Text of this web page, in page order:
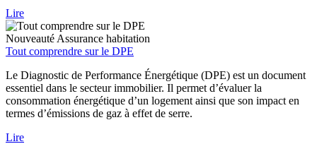
Lire
Nouveauté Assurance habitation
Tout comprendre sur le DPE
Le Diagnostic de Performance Énergétique (DPE) est un document
essentiel dans le secteur immobilier. Il permet d’évaluer la
consommation énergétique d’un logement ainsi que son impact en
termes d’émissions de gaz à effet de serre.
Lire